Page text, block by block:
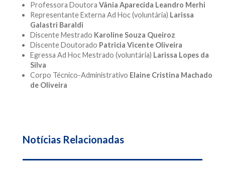
Professora Doutora Vânia Aparecida Leandro Merhi
Representante Externa Ad Hoc (voluntária) Larissa
Galastri Baraldi
Discente Mestrado Karoline Souza Queiroz
Discente Doutorado Patricia Vicente Oliveira
Egressa Ad Hoc Mestrado (voluntária) Larissa Lopes da
Silva
Corpo Técnico-Administrativo Elaine Cristina Machado
de Oliveira
Notícias Relacionadas